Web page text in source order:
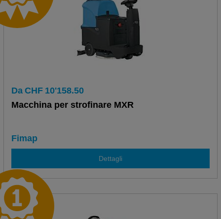
Da CHF 10'158.50
Macchina per strofinare MXR
Fimap
Dettagli